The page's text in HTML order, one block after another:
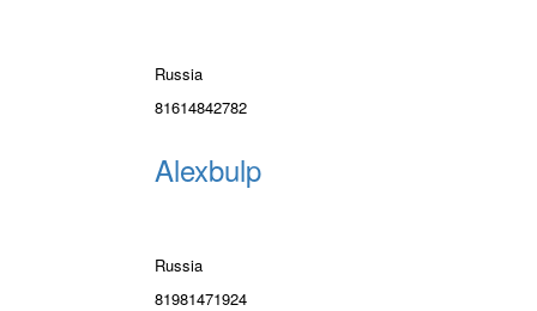
Russia
81614842782
Alexbulp
Russia
81981471924